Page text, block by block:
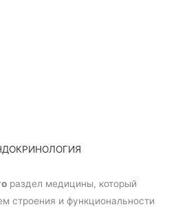
раздел медицины, который
строения и функциональности